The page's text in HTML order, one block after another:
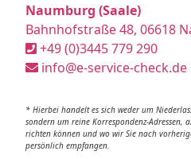
Naumburg (Saale)
Bahnhofstraße 48, 06618
+49 (0)3445 779 290
info@e-service-check.de
* Hierbei handelt es sich weder um
sondern um reine Korrespondenz-Adressen,
richten können und wo wir Sie nach
persönlich empfangen.